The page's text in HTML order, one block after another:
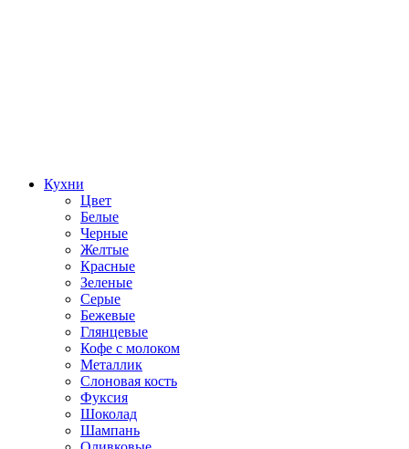
Кухни
Цвет
Белые
Черные
Желтые
Красные
Зеленые
Серые
Бежевые
Глянцевые
Кофе с молоком
Металлик
Слоновая кость
Фуксия
Шоколад
Шампань